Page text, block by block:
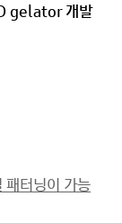
gelator 개발
패터닝이 가능